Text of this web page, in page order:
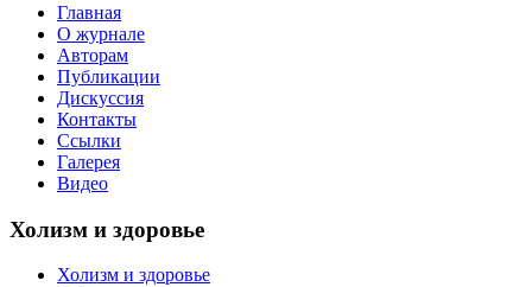
Главная
О журнале
Авторам
Публикации
Дискуссия
Контакты
Ссылки
Галерея
Видео
Холизм и здоровье
Холизм и здоровье